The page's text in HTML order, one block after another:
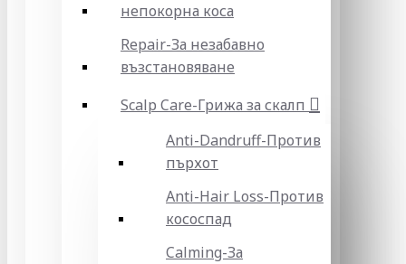
непокорна коса
Repair-За незабавно
възстановяване
Scalp Care-Грижа за скалп
Anti-Dandruff-Против
пърхот
Anti-Hair Loss-Против
кососпад
Calming-За